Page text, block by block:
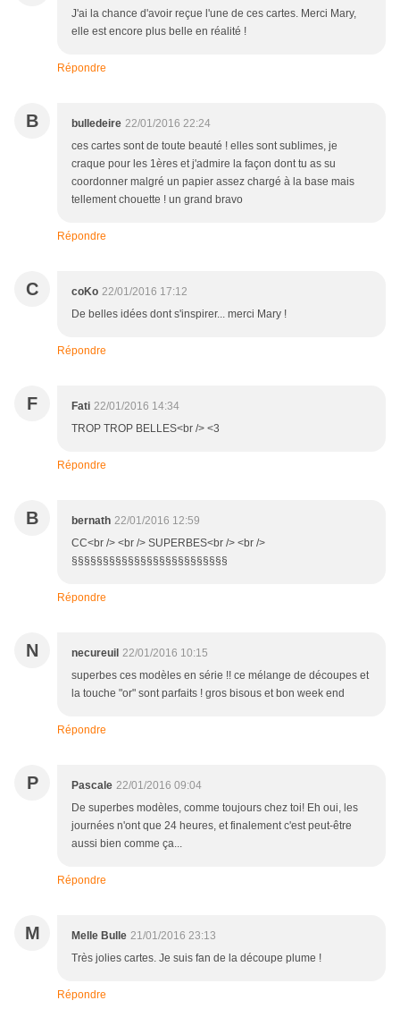
J'ai la chance d'avoir reçue l'une de ces cartes. Merci Mary,
elle est encore plus belle en réalité !
Répondre
B bulledeire 22/01/2016 22:24
ces cartes sont de toute beauté ! elles sont sublimes, je
craque pour les 1ères et j'admire la façon dont tu as su
coordonner malgré un papier assez chargé à la base mais
tellement chouette ! un grand bravo
Répondre
C coKo 22/01/2016 17:12
De belles idées dont s'inspirer... merci Mary !
Répondre
F Fati 22/01/2016 14:34
TROP TROP BELLES<br /> <3
Répondre
B bernath 22/01/2016 12:59
CC<br /> <br /> SUPERBES<br /> <br />
§§§§§§§§§§§§§§§§§§§§§§§§§
Répondre
N necureuil 22/01/2016 10:15
superbes ces modèles en série !! ce mélange de découpes et
la touche "or" sont parfaits ! gros bisous et bon week end
Répondre
P Pascale 22/01/2016 09:04
De superbes modèles, comme toujours chez toi! Eh oui, les
journées n'ont que 24 heures, et finalement c'est peut-être
aussi bien comme ça...
Répondre
M Melle Bulle 21/01/2016 23:13
Très jolies cartes. Je suis fan de la découpe plume !
Répondre